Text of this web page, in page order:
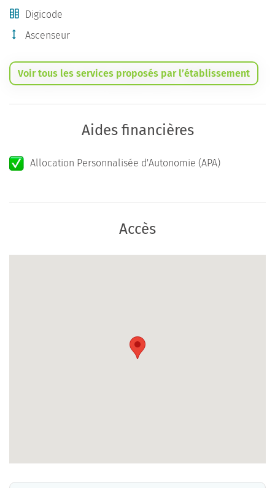
Digicode
Ascenseur
Voir tous les services proposés par l’établissement
Aides financières
Allocation Personnalisée d'Autonomie (APA)
Accès